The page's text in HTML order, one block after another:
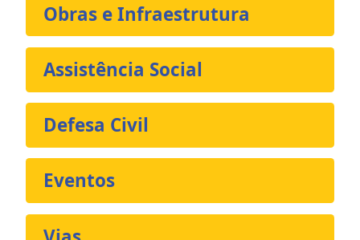
Obras e Infraestrutura
Assistência Social
Defesa Civil
Eventos